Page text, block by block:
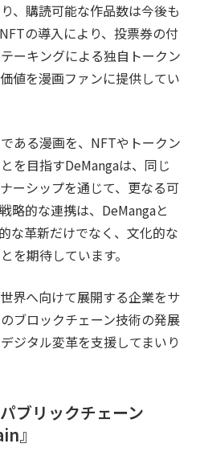
、購読可能な作品数は今後も
の導入により、投票券の付
ーキングによる独自トークン
値を漫画ファンに提供してい
ある漫画を、NFTやトークン
を目指すDeMangaは、同じ
ーシップを通じて、更なる可
略的な連携は、DeMangaと
な革新だけでなく、文化的な
を期待しています。
界へ向けて展開する企業をサ
ブロックチェーン技術の発展
ジタル変革を支援してまいり
ブリックチェーン
』